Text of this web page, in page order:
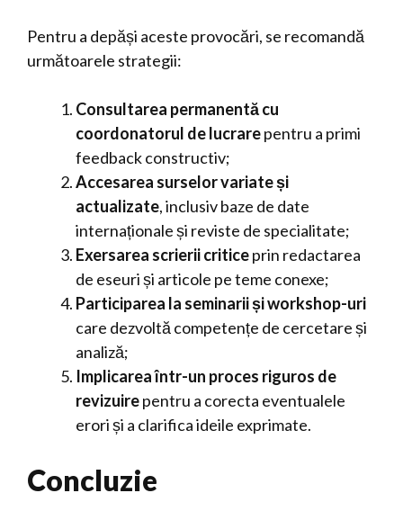
Pentru a depăși aceste provocări, se recomandă
următoarele strategii:
Consultarea permanentă cu
coordonatorul de lucrarepentru a primi
feedback constructiv;
Accesarea surselor variate și
actualizate, inclusiv baze de date
internaționale și reviste de specialitate;
Exersarea scrierii criticeprin redactarea
de eseuri și articole pe teme conexe;
Participarea la seminarii și workshop-uri
care dezvoltă competențe de cercetare și
analiză;
Implicarea într-un proces riguros de
revizuirepentru a corecta eventualele
erori și a clarifica ideile exprimate.
Concluzie